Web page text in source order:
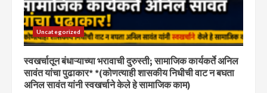
Uncategorized
स्वखर्चातून बंधाऱ्याच्या भरावाची दुरुस्ती; सामाजिक कार्यकर्ते अनिल
सावंत यांचा पुढाकार* *(कोणत्याही शासकीय निधीची वाट न बघता
अनिल सावंत यांनी स्वखर्चाने केले हे सामाजिक काम)